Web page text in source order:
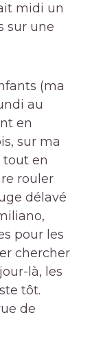
midi un
sur une
(ma
au
en
sur ma
tout en
rouler
délavé
pour les
chercher
là, les
tôt.
de